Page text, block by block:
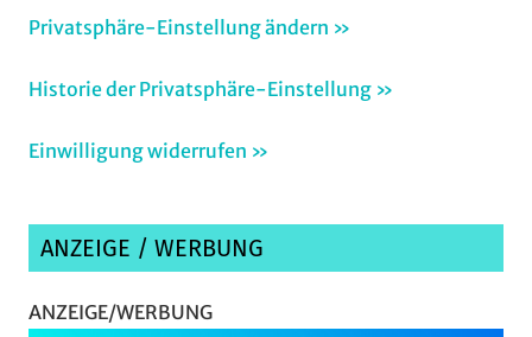
Privatsphäre-Einstellung ändern »
Historie der Privatsphäre-Einstellung »
Einwilligung widerrufen »
ANZEIGE / WERBUNG
ANZEIGE/WERBUNG